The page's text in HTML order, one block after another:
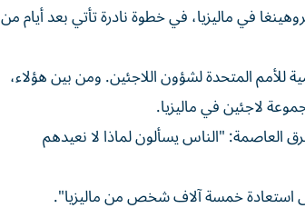
في ماليزيا، في خطوة نادرة تأتي بعد أيام من
السامية للأمم المتحدة لشؤون اللاجئين. ومن بين هؤلاء،
العاصمة: "الناس يسألون لماذا لا نعيدهم
استعادة خمسة آلاف شخص من ماليزيا".